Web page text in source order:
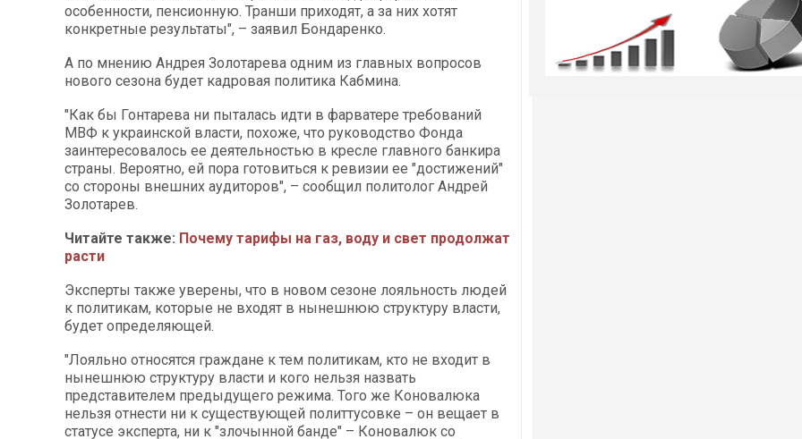
особенности, пенсионную. Транши приходят, а за них хотят
конкретные результаты", – заявил Бондаренко.
А по мнению Андрея Золотарева одним из главных вопросов
нового сезона будет кадровая политика Кабмина.
"Как бы Гонтарева ни пыталась идти в фарватере требований
МВФ к украинской власти, похоже, что руководство Фонда
заинтересовалось ее деятельностью в кресле главного банкира
страны. Вероятно, ей пора готовиться к ревизии ее "достижений"
со стороны внешних аудиторов", – сообщил политолог Андрей
Золотарев.
Читайте также: Почему тарифы на газ, воду и свет продолжат
расти
Эксперты также уверены, что в новом сезоне лояльность людей
к политикам, которые не входят в нынешнюю структуру власти,
будет определяющей.
"Лояльно относятся граждане к тем политикам, кто не входит в
нынешнюю структуру власти и кого нельзя назвать
представителем предыдущего режима. Того же Коновалюка
нельзя отнести ни к существующей политтусовке – он вещает в
статусе эксперта, ни к "злочынной банде" – Коновалюк со